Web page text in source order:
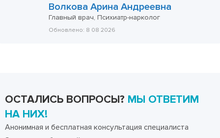
Волкова Арина Андреевна
Главный врач, Психиатр-нарколог
Обновлено: 8 08 2026
ОСТАЛИСЬ ВОПРОСЫ? МЫ ОТВЕТИМ
НА НИХ!
Анонимная и бесплатная консультация специалиста